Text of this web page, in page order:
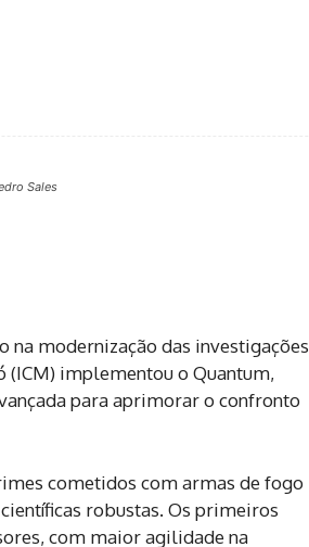
Sales
na modernização das investigações
implementou o Quantum,
para aprimorar o confronto
cometidos com armas de fogo
robustas. Os primeiros
com maior agilidade na